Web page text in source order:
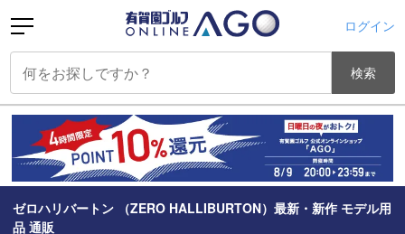
ログイン
検索
ゼロハリバートン （ZERO HALLIBURTON）最新・新作 モデル用
品 通販